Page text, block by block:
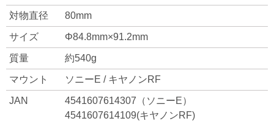
対物直径 80mm
サイズ Φ84.8mm×91.2mm
質量 約540g
マウント ソニーE / キヤノンRF
JAN
4541607614307（ソニーE）
4541607614109(キヤノンRF)